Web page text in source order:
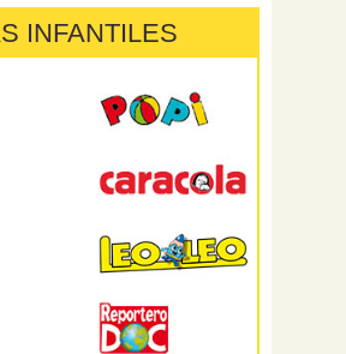
INFANTILES